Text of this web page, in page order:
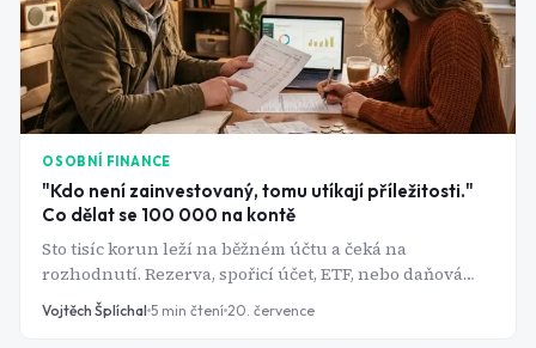
OSOBNÍ FINANCE
"Kdo není zainvestovaný, tomu utíkají příležitosti."
Co dělat se 100 000 na kontě
Sto tisíc korun leží na běžném účtu a čeká na
rozhodnutí. Rezerva, spořicí účet, ETF, nebo daňová
úleva přes DIP? Tady je postup, jak částku rozdělit bez
zbytečných chyb.
Vojtěch Šplíchal 5 min čtení 20. července